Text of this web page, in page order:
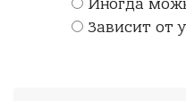
Иногда
Зависит от